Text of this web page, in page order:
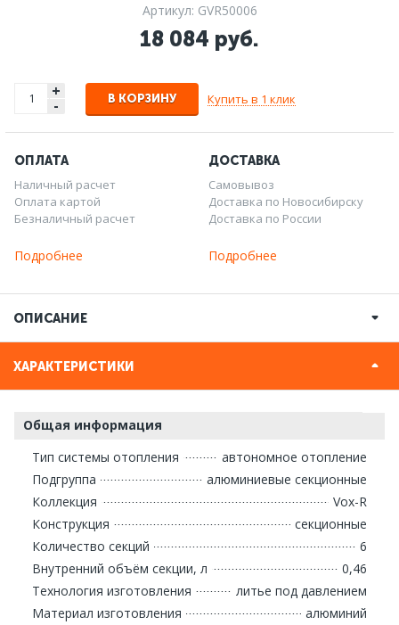
Артикул: GVR50006
18 084 руб.
+
- В КОРЗИНУ Купить в 1 клик
ОПЛАТА
Наличный расчет
Оплата картой
Безналичный расчет
Подробнее
ДОСТАВКА
Самовывоз
Доставка по Новосибирску
Доставка по России
Подробнее
ОПИСАНИЕ
ХАРАКТЕРИСТИКИ
Общая информация
Тип системы отопления
автономное отопление
Подгруппа
алюминиевые секционные
Коллекция
Vox-R
Конструкция
секционные
Количество секций
6
Внутренний объём секции, л
0,46
Технология изготовления
литье под давлением
Материал изготовления
алюминий